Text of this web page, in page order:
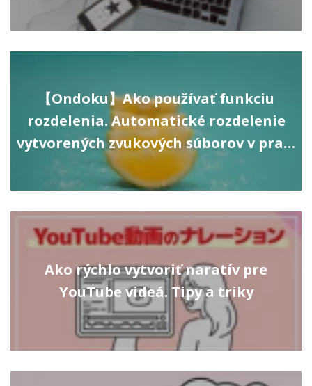
【Ondoku】Ako používať funkciu
rozdelenia. Automatické rozdelenie
vytvorených zvukových súborov v pra…
Ako rýchlo vytvoriť naratív pre
YouTube videá. Tipy a triky